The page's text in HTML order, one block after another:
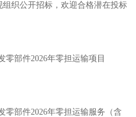
织公开招标，欢迎合格潜在投标
部件2026年零担运输项目
部件2026年零担运输服务（含